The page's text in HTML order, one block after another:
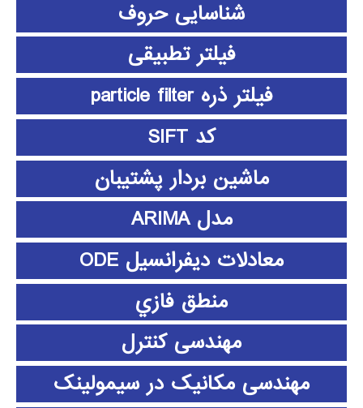
شناسایی حروف
فیلتر تطبیقی
فیلتر ذره particle filter
کد SIFT
ماشین بردار پشتیبان
مدل ARIMA
معادلات دیفرانسیل ODE
منطق فازي
مهندسی کنترل
مهندسی مکانیک در سیمولینک